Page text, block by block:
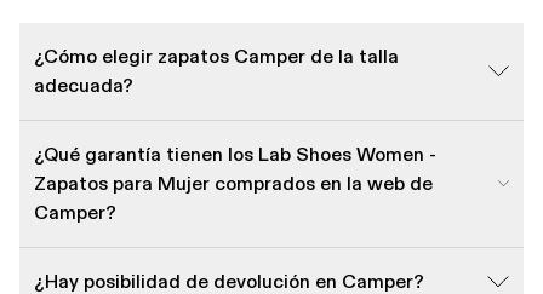
¿Cómo elegir zapatos Camper de la talla
adecuada?
¿Qué garantía tienen los Lab Shoes Women -
Zapatos para Mujer comprados en la web de
Camper?
¿Hay posibilidad de devolución en Camper?